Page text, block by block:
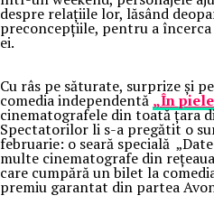
despre relațiile lor, lăsând
preconcepțiile, pentru a
ei.
Cu râs pe săturate, surprize și
comedia independentă„În
cinematografele din toată țara
Spectatorilor li s-a pregătit o
februarie: o seară specială
multe cinematografe din
care cumpără un bilet la
premiu garantat din partea